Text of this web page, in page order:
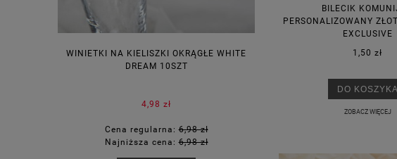
WINIETKI NA KIELISZKI OKRĄGŁE WHITE
DREAM 10SZT
4,98 zł
Cena regularna:6,98 zł
Najniższa cena:6,98 zł
PUDEŁECZKA
BILECIK
PERSONALIZOWANY
EXCLUSIVE
1,50 zł
DO KOSZYKA
ZOBACZ WIĘCEJ